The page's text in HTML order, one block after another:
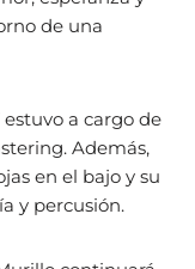
de una
estuvo a cargo de
Además,
en el bajo y su
y percusión.